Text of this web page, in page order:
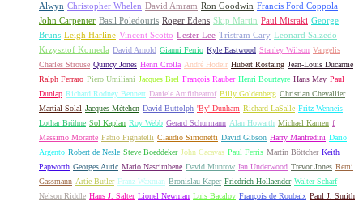
Alwyn Christopher Whelen David Amram Ron Goodwin Francis Ford Coppola
John Carpenter Basil Poledouris Roger Edens Skip Martin Paul Misraki George
Bruns Leigh Harline Vincent Scotto Lester Lee Tristram Cary Leonard Salzedo
Krzysztof Komeda David Arnold Gianni Ferrio Kyle Eastwood Stanley Wilson Vangelis
Charles Strouse Quincy Jones Henri Crolla André Hodeir Hubert Rostaing Jean-Louis Ducarme
Ralph Ferraro Piero Umiliani Jacques Brel François Rauber Henri Bourtayre Hans May Paul
Dunlap Richard Rodney Bennett Daniele Amfitheatrof Billy Goldenberg Christian Chevallier
Martial Solal Jacques Métehen David Buttolph 'By' Dunham Richard LaSalle Fritz Wenneis
Lothar Brühne Sol Kaplan Roy Webb Gerard Schurmann Alan Howarth Michael Kamen f
Massimo Morante Fabio Pignatelli Claudio Simonetti David Gibson Harry Manfredini Dario
Argento Robert de Nesle Steve Boeddeker John Cacavas Paul Ferris Martin Böttcher Keith
Papworth Georges Auric Mario Nascimbene David Munrow Ian Underwood Trevor Jones Remi
Gassmann Artie Butler Franz Waxman Bronislau Kaper Friedrich Hollaender Walter Scharf
Nelson Riddle Hans J. Salter Lionel Newman Luis Bacalov François de Roubaix Paul J. Smith